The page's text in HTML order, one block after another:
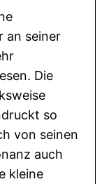
an seiner
Die
so
von seinen
auch
kleine